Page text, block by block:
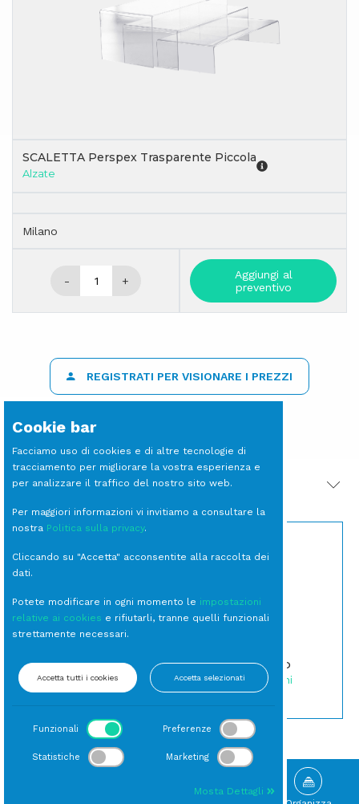
SCALETTA Perspex Trasparente Piccola
Alzate
Milano
- +
Aggiungi al
preventivo
REGISTRATI PER VISIONARE I PREZZI
PRODOTTI CORRELATI
cassa)
Open Bar
Ceramica Drop
Coppette e Piattini
Cookie bar
Facciamo uso di cookies e di altre tecnologie di
tracciamento per migliorare la vostra esperienza e
per analizzare il traffico del nostro sito web.
Per maggiori informazioni vi invitiamo a consultare la
nostra Politica sulla privacy.
Cliccando su "Accetta" acconsentite alla raccolta dei
dati.
Potete modificare in ogni momento le impostazioni
relative ai cookies e rifiutarli, tranne quelli funzionali
strettamente necessari.
Accetta tutti i cookies Accetta selezionati
Funzionali Preferenze
Statistiche Marketing
Mosta Dettagli